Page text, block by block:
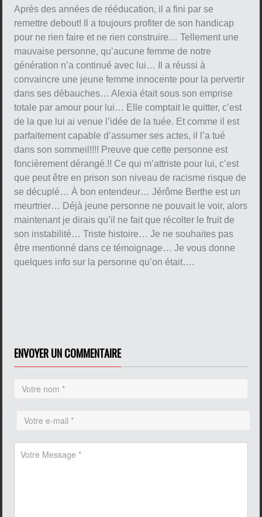
Après des années de rééducation, il a fini par se
remettre debout! Il a toujours profiter de son handicap
pour ne rien faire et ne rien construire… Tellement une
mauvaise personne, qu’aucune femme de notre
génération n’a continué avec lui… Il a réussi à
convaincre une jeune femme innocente pour la pervertir
dans ses débauches… Alexia était sous son emprise
totale par amour pour lui… Elle comptait le quitter, c’est
de la que lui ai venue l’idée de la tuée. Et comme il est
parfaitement capable d’assumer ses actes, il l’a tué
dans son sommeil!!!! Preuve que cette personne est
foncièrement dérangé.!! Ce qui m’attriste pour lui, c’est
que peut être en prison son niveau de racisme risque de
se décuplé… À bon entendeur… Jérôme Berthe est un
meurtrier… Déjà jeune personne ne pouvait le voir, alors
maintenant je dirais qu’il ne fait que récolter le fruit de
son instabilité… Triste histoire… Je ne souhaites pas
être mentionné dans ce témoignage… Je vous donne
quelques info sur la personne qu’on était….
ENVOYER UN COMMENTAIRE